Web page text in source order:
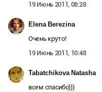
19 Июнь 2011, 08:28
Elena Berezina
Очень круто!
19 Июнь 2011, 10:48
Tabatchikova Natasha
всем спасибо)))